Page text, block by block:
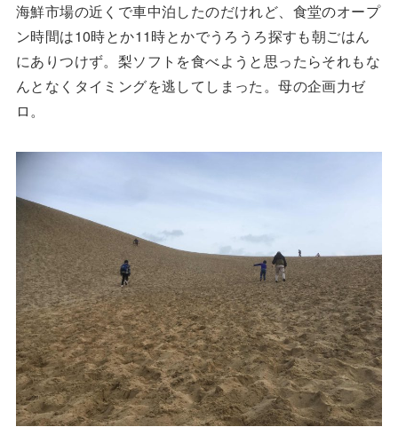
海鮮市場の近くで車中泊したのだけれど、食堂のオープ
ン時間は10時とか11時とかでうろうろ探すも朝ごはん
にありつけず。梨ソフトを食べようと思ったらそれもな
んとなくタイミングを逃してしまった。母の企画力ゼ
ロ。